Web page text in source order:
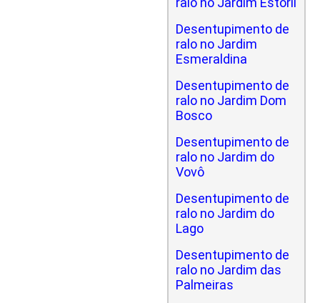
Desentupimento de
ralo no Jardim
Esmeraldina
Desentupimento de
ralo no Jardim Dom
Bosco
Desentupimento de
ralo no Jardim do
Vovô
Desentupimento de
ralo no Jardim do
Lago
Desentupimento de
ralo no Jardim das
Palmeiras